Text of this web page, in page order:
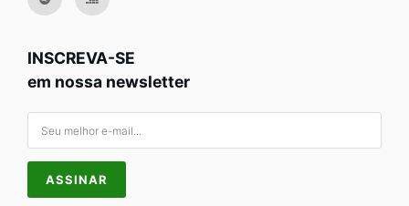
INSCREVA-SE
em nossa newsletter